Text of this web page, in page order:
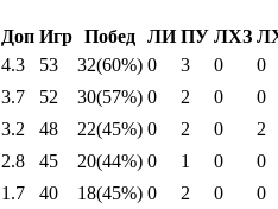
Доп Игр Побед ЛИ ПУ ЛХЗ
4.3 53 32(60%) 0 3 0
0
3.7 52 30(57%) 0 2 0
0
3.2 48 22(45%) 0 2 0
2
2.8 45 20(44%) 0 1 0
0
1.7 40 18(45%) 0 2 0
0